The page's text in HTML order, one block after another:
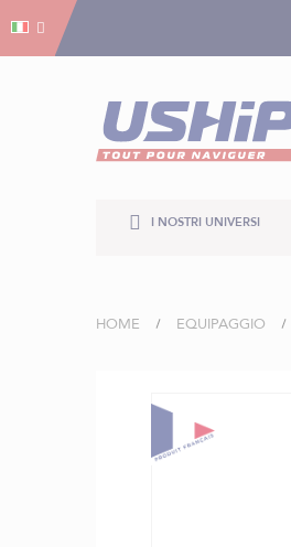
I NOSTRI UNIVERSI
HOME EQUIPAGGIO
Vai
fine
Gestion dei cookies
Gestion dei cookies